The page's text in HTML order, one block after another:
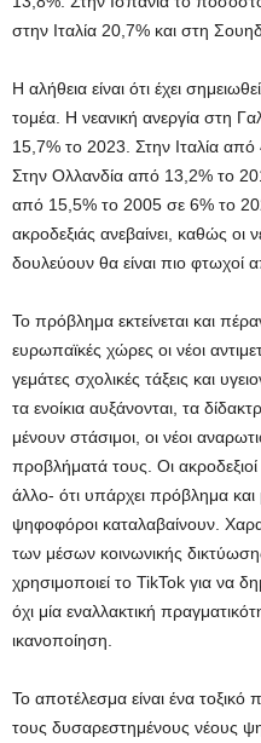
στην Ιταλία 20,7% και στη
Η αλήθεια είναι ότι έχει
τομέα. Η νεανική ανεργία στη
15,7% το 2023. Στην Ιταλία
Στην Ολλανδία από 13,2% το
από 15,5% το 2005 σε 6% το
ακροδεξιάς ανεβαίνει, καθώς
δουλεύουν θα είναι πιο φτωχοί
Το πρόβλημα εκτείνεται και
ευρωπαϊκές χώρες οι νέοι
γεμάτες σχολικές τάξεις και
τα ενοίκια αυξάνονται, τα
μένουν στάσιμοι, οι νέοι
προβλήματά τους. Οι ακροδεξιοί
άλλο- ότι υπάρχει πρόβλημα
ψηφοφόροι καταλαβαίνουν.
των μέσων κοινωνικής
χρησιμοποιεί το TikTok για να
όχι μία εναλλακτική
ικανοποίηση.
Το αποτέλεσμα είναι ένα τοξικό
τους δυσαρεστημένους νέους